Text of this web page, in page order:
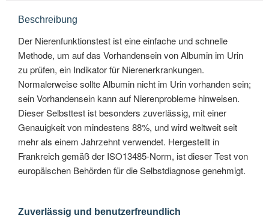
Beschreibung
Der Nierenfunktionstest ist eine einfache und schnelle
Methode, um auf das Vorhandensein von Albumin im Urin
zu prüfen, ein Indikator für Nierenerkrankungen.
Normalerweise sollte Albumin nicht im Urin vorhanden sein;
sein Vorhandensein kann auf Nierenprobleme hinweisen.
Dieser Selbsttest ist besonders zuverlässig, mit einer
Genauigkeit von mindestens 88%, und wird weltweit seit
mehr als einem Jahrzehnt verwendet. Hergestellt in
Frankreich gemäß der ISO13485-Norm, ist dieser Test von
europäischen Behörden für die Selbstdiagnose genehmigt.
Zuverlässig und benutzerfreundlich